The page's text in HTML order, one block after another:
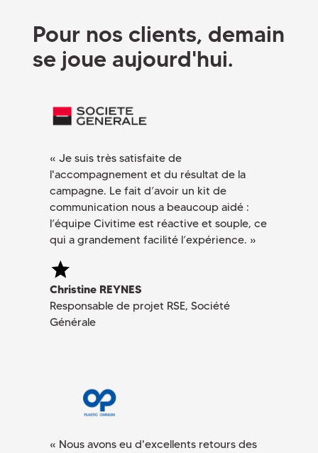
Pour nos clients, demain
se joue aujourd'hui.
« Je suis très satisfaite de
l'accompagnement et du résultat de la
campagne. Le fait d’avoir un kit de
communication nous a beaucoup aidé :
l’équipe Civitime est réactive et souple, ce
qui a grandement facilité l’expérience. »
Christine REYNES
Responsable de projet RSE, Société
Générale
« Nous avons eu d'excellents retours des